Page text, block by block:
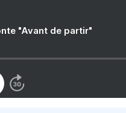
"Avant de partir"